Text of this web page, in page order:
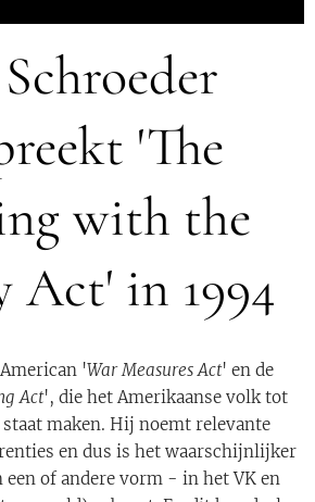
'The
with the
Act' in 1994
'War Measures Act' en de
Act', die het Amerikaanse volk tot
maken. Hij noemt relevante
en dus is het waarschijnlijker
of andere vorm - in het VK en